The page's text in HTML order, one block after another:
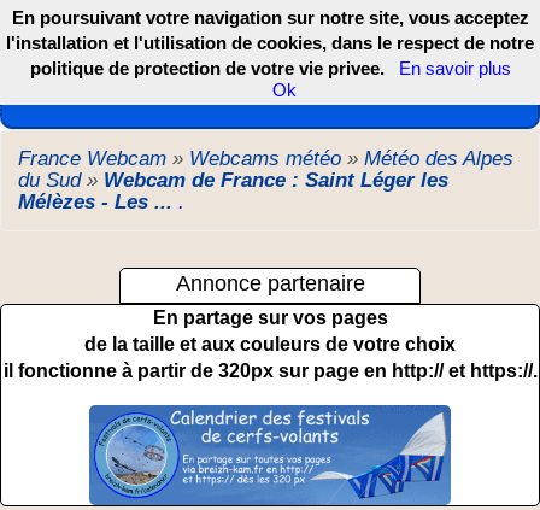
Les webcams de France, DOM TOM et COM
France Webcam » Webcams météo » Météo des Alpes
du Sud» Webcam de France : Saint Léger les
Mélèzes - Les ... .
Annonce partenaire
En partage sur vos pages
de la taille et aux couleurs de votre choix
il fonctionne à partir de 320px sur page en http:// et https://.
En poursuivant votre navigation sur notre site, vous acceptez
l'installation et l'utilisation de cookies, dans le respect de notre
politique de protection de votre vie privee.
En savoir plus
Ok